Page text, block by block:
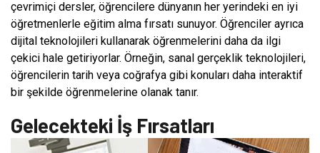
çevrimiçi dersler, öğrencilere dünyanın her yerindeki en iyi
öğretmenlerle eğitim alma fırsatı sunuyor. Öğrenciler ayrıca
dijital teknolojileri kullanarak öğrenmelerini daha da ilgi
çekici hale getiriyorlar. Örneğin, sanal gerçeklik teknolojileri,
öğrencilerin tarih veya coğrafya gibi konuları daha interaktif
bir şekilde öğrenmelerine olanak tanır.
Gelecekteki İş Fırsatları